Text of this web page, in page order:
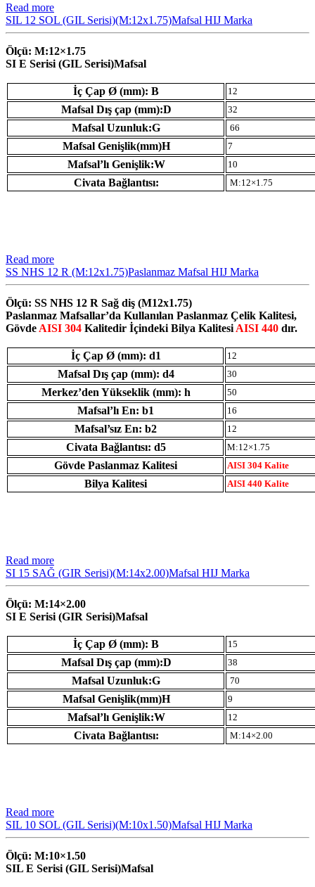
Read more
SIL 12 SOL (GIL Serisi)(M:12x1.75)Mafsal HIJ Marka
Ölçü: M:12×1.75
SI E Serisi (GIL Serisi)Mafsal
İç Çap Ø (mm): B 12
Mafsal Dış çap (mm):D 32
Mafsal Uzunluk:G 66
Mafsal Genişlik(mm)H 7
Mafsal’lı Genişlik:W 10
Civata Bağlantısı: M:12×1.75
Read more
SS NHS 12 R (M:12x1.75)Paslanmaz Mafsal HIJ Marka
Ölçü: SS NHS 12 R Sağ diş (M12x1.75)
Paslanmaz Mafsallar’da Kullanılan Paslanmaz Çelik Kalitesi,
Gövde AISI 304 Kalitedir İçindeki Bilya Kalitesi AISI 440 dır.
İç Çap Ø (mm): d1 12
Mafsal Dış çap (mm): d4 30
Merkez’den Yükseklik (mm): h 50
Mafsal’lı En: b1 16
Mafsal’sız En: b2 12
Civata Bağlantısı: d5 M:12×1.75
Gövde Paslanmaz Kalitesi AISI 304 Kalite
Bilya Kalitesi AISI 440 Kalite
Read more
SI 15 SAĞ (GIR Serisi)(M:14x2.00)Mafsal HIJ Marka
Ölçü: M:14×2.00
SI E Serisi (GIR Serisi)Mafsal
İç Çap Ø (mm): B 15
Mafsal Dış çap (mm):D 38
Mafsal Uzunluk:G 70
Mafsal Genişlik(mm)H 9
Mafsal’lı Genişlik:W 12
Civata Bağlantısı: M:14×2.00
Read more
SIL 10 SOL (GIL Serisi)(M:10x1.50)Mafsal HIJ Marka
Ölçü: M:10×1.50
SIL E Serisi (GIL Serisi)Mafsal